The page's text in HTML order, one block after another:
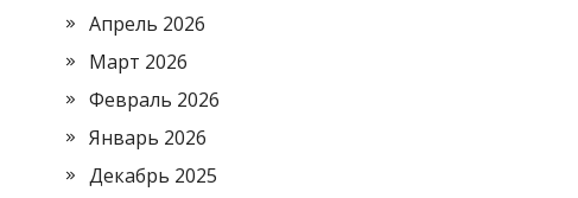
Апрель 2026
Март 2026
Февраль 2026
Январь 2026
Декабрь 2025